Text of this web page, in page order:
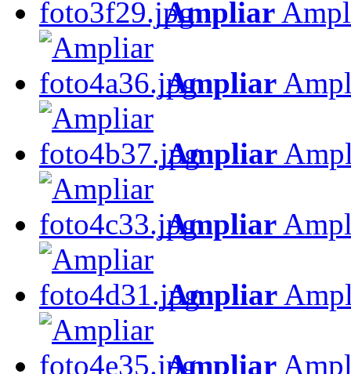
Ampliar
Ampliar
Ampliar
Ampliar
Ampliar
Ampliar